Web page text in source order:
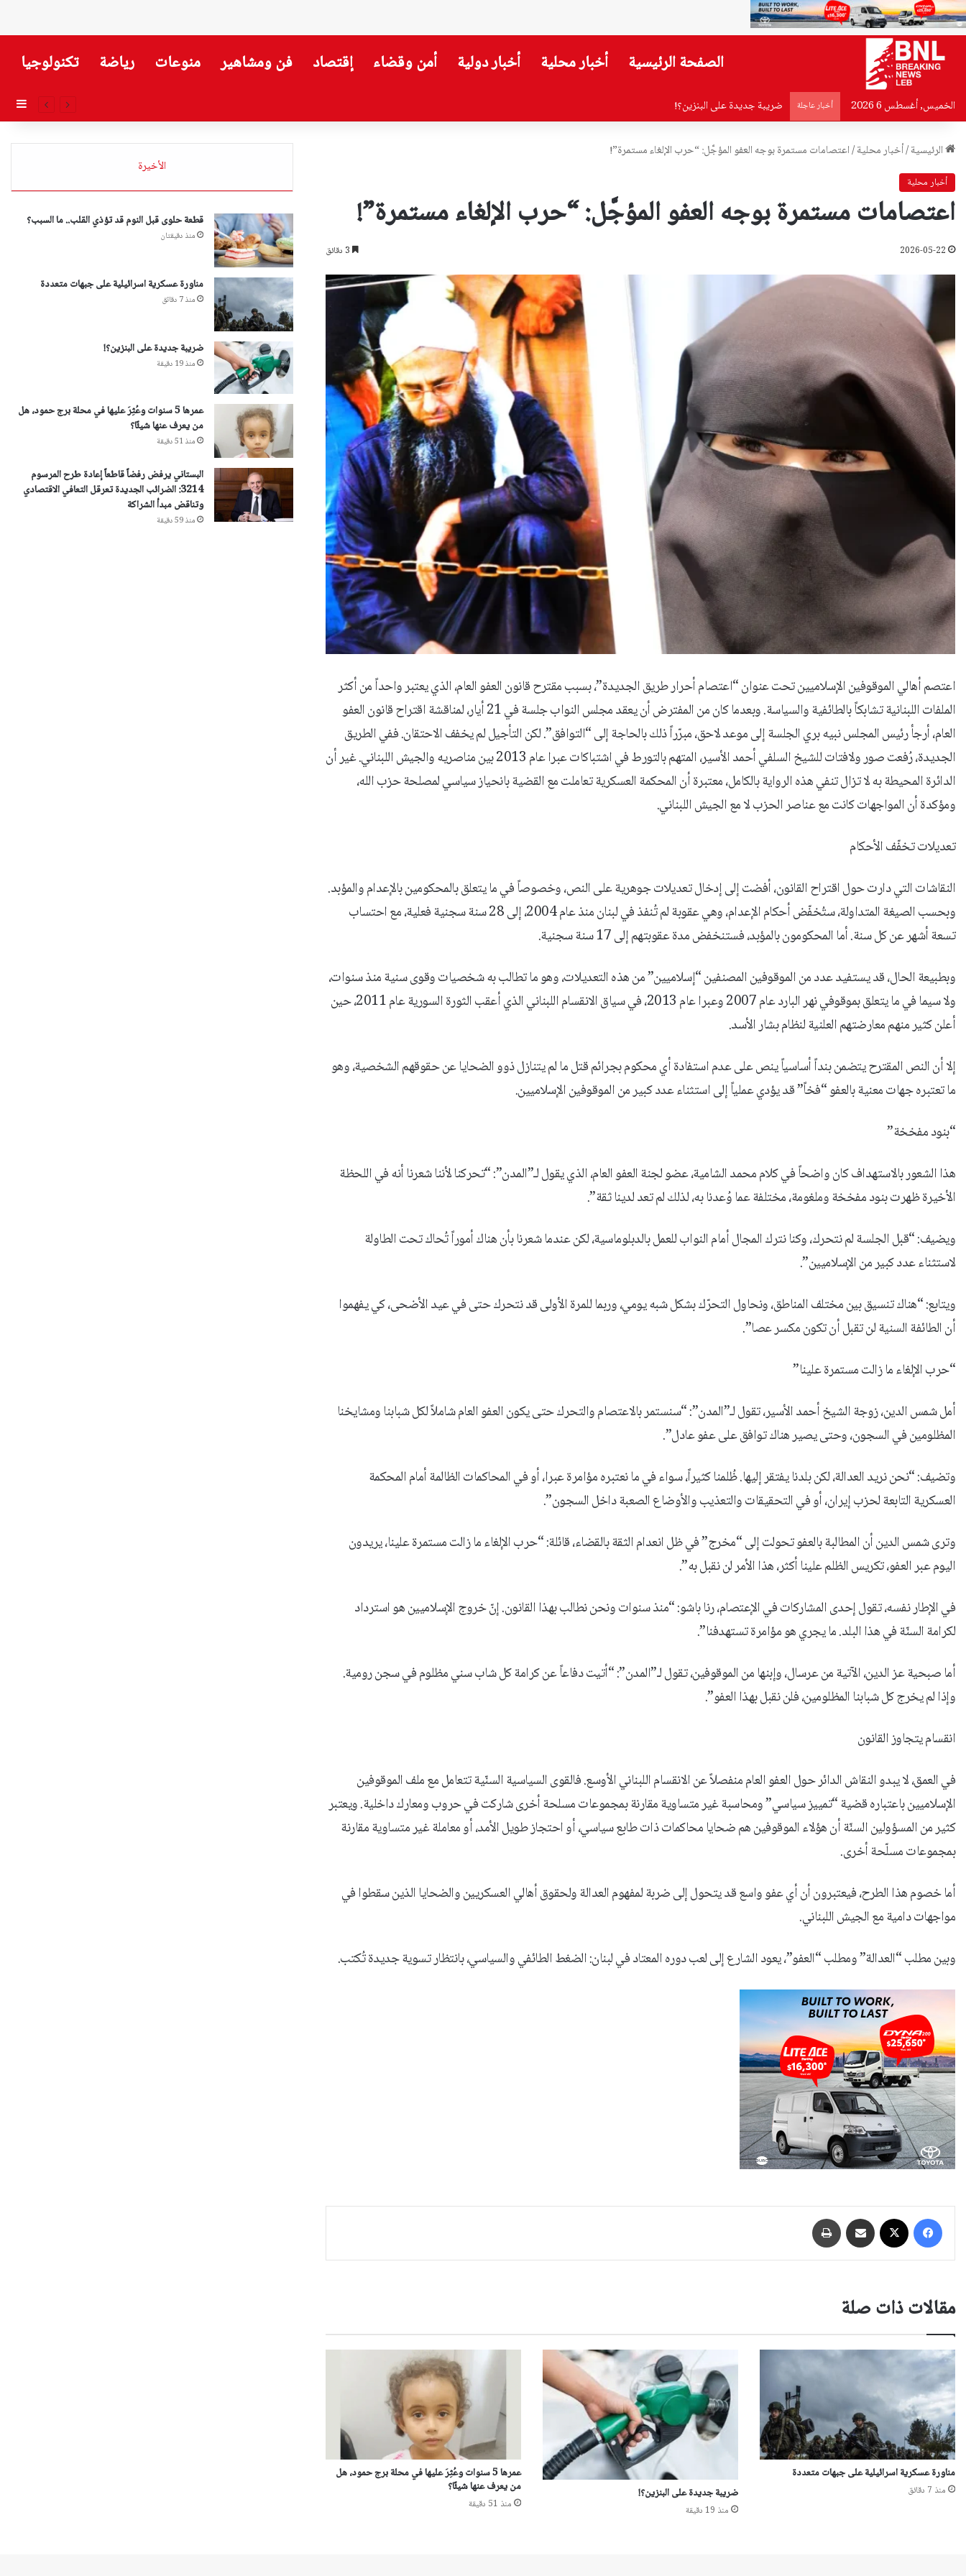
الصفحة الرئيسية أخبار محلية أخبار دولية أمن وقضاء إقتصاد فن ومشاهير منوعات رياضة تكنولوجيا
الخميس, أغسطس 6 2026 أخبار عاجلة ضريبة جديدة على البنزين؟!
الرئيسية/أخبار محلية/اعتصامات مستمرة بوجه العفو المؤجَّل: “حرب الإلغاء مستمرة”!
أخبار محلية
اعتصامات مستمرة بوجه العفو المؤجَّل: “حرب الإلغاء مستمرة”!
2026-05-22
اعتصم أهالي الموقوفين الإسلاميين تحت عنوان “اعتصام أحرار طريق الجديدة”، بسبب مقترح قانون العفو العام، الذي يعتبر واحداً من أكثر
الملفات اللبنانية تشابكاً بالطائفية والسياسة. وبعدما كان من المفترض أن يعقد مجلس النواب جلسة في 21 أيار، لمناقشة اقتراح قانون العفو
العام، أرجأ رئيس المجلس نبيه بري الجلسة إلى موعد لاحق، مبرّراً ذلك بالحاجة إلى “التوافق”. لكن التأجيل لم يخفف الاحتقان. ففي الطريق
الجديدة، رُفعت صور ولافتات للشيخ السلفي أحمد الأسير، المتهم بالتورط في اشتباكات عبرا عام 2013 بين مناصريه والجيش اللبناني. غير أن
الدائرة المحيطة به لا تزال تنفي هذه الرواية بالكامل، معتبرة أن المحكمة العسكرية تعاملت مع القضية بانحياز سياسي لمصلحة حزب الله،
ومؤكدة أن المواجهات كانت مع عناصر الحزب لا مع الجيش اللبناني.
تعديلات تخفّف الأحكام
النقاشات التي دارت حول اقتراح القانون، أفضت إلى إدخال تعديلات جوهرية على النص، وخصوصاً في ما يتعلق بالمحكومين بالإعدام والمؤبد.
وبحسب الصيغة المتداولة، ستُخفّض أحكام الإعدام، وهي عقوبة لم تُنفذ في لبنان منذ عام 2004، إلى 28 سنة سجنية فعلية، مع احتساب
تسعة أشهر عن كل سنة. أما المحكومون بالمؤبد، فستنخفض مدة عقوبتهم إلى 17 سنة سجنية.
وبطبيعة الحال، قد يستفيد عدد من الموقوفين المصنفين “إسلاميين” من هذه التعديلات، وهو ما تطالب به شخصيات وقوى سنية منذ سنوات،
ولا سيما في ما يتعلق بموقوفي نهر البارد عام 2007 وعبرا عام 2013، في سياق الانقسام اللبناني الذي أعقب الثورة السورية عام 2011، حين
أعلن كثير منهم معارضتهم العلنية لنظام بشار الأسد.
إلا أن النص المقترح يتضمن بنداً أساسياً ينص على عدم استفادة أي محكوم بجرائم قتل ما لم يتنازل ذوو الضحايا عن حقوقهم الشخصية، وهو
ما تعتبره جهات معنية بالعفو “فخاً” قد يؤدي عملياً إلى استثناء عدد كبير من الموقوفين الإسلاميين.
“بنود مفخخة”
هذا الشعور بالاستهداف كان واضحاً في كلام محمد الشامية، عضو لجنة العفو العام، الذي يقول لـ”المدن”: “تحركنا لأننا شعرنا أنه في اللحظة
الأخيرة ظهرت بنود مفخخة وملغومة، مختلفة عما وُعدنا به، لذلك لم تعد لدينا ثقة”.
ويضيف: “قبل الجلسة لم نتحرك، وكنا نترك المجال أمام النواب للعمل بالدبلوماسية، لكن عندما شعرنا بأن هناك أموراً تُحاك تحت الطاولة
لاستثناء عدد كبير من الإسلاميين”.
ويتابع: “هناك تنسيق بين مختلف المناطق، ونحاول التحرّك بشكل شبه يومي، وربما للمرة الأولى قد نتحرك حتى في عيد الأضحى، كي يفهموا
أن الطائفة السنية لن تقبل أن تكون مكسر عصا”.
“حرب الإلغاء ما زالت مستمرة علينا”
أمل شمس الدين، زوجة الشيخ أحمد الأسير، تقول لـ”المدن”: “سنستمر بالاعتصام والتحرك حتى يكون العفو العام شاملاً لكل شبابنا ومشايخنا
المظلومين في السجون، وحتى يصير هناك توافق على عفو عادل”.
وتضيف: “نحن نريد العدالة، لكن بلدنا يفتقر إليها. ظُلمنا كثيراً، سواء في ما نعتبره مؤامرة عبرا، أو في المحاكمات الظالمة أمام المحكمة
العسكرية التابعة لحزب إيران، أو في التحقيقات والتعذيب والأوضاع الصعبة داخل السجون”.
وترى شمس الدين أن المطالبة بالعفو تحولت إلى “مخرج” في ظل انعدام الثقة بالقضاء، قائلة: “حرب الإلغاء ما زالت مستمرة علينا، يريدون
اليوم عبر العفو، تكريس الظلم علينا أكثر، هذا الأمر لن نقبل به”.
في الإطار نفسه، تقول إحدى المشاركات في الإعتصام، رنا باشو: “منذ سنوات ونحن نطالب بهذا القانون. إنّ خروج الإسلاميين هو استرداد
لكرامة السنّة في هذا البلد. ما يجري هو مؤامرة تستهدفنا”.
أما صبحية عز الدين، الآتية من عرسال، وإبنها من الموقوفين، تقول لـ”المدن”: “أتيت دفاعاً عن كرامة كل شاب سني مظلوم في سجن رومية.
وإذا لم يخرج كل شبابنا المظلومين، فلن نقبل بهذا العفو”.
انقسام يتجاوز القانون
في العمق، لا يبدو النقاش الدائر حول العفو العام منفصلاً عن الانقسام اللبناني الأوسع. فالقوى السياسية السنّية تتعامل مع ملف الموقوفين
الإسلاميين باعتباره قضية “تمييز سياسي” ومحاسبة غير متساوية مقارنة بمجموعات مسلحة أخرى شاركت في حروب ومعارك داخلية. ويعتبر
كثير من المسؤولين السنّة أن هؤلاء الموقوفين هم ضحايا محاكمات ذات طابع سياسي، أو احتجاز طويل الأمد، أو معاملة غير متساوية مقارنة
بمجموعات مسلّحة أخرى.
أما خصوم هذا الطرح، فيعتبرون أن أي عفو واسع قد يتحول إلى ضربة لمفهوم العدالة ولحقوق أهالي العسكريين والضحايا الذين سقطوا في
مواجهات دامية مع الجيش اللبناني.
وبين مطلب “العدالة” ومطلب “العفو”، يعود الشارع إلى لعب دوره المعتاد في لبنان: الضغط الطائفي والسياسي، بانتظار تسوية جديدة تُكتب.
فيسبوك مشاركة عبر البريد
مقالات ذات صلة
مناورة عسكرية اسرائيلية على جبهات متعددة
منذ 7 دقائق ضريبة جديدة على البنزين؟!
منذ 19 دقيقة
عمرها 5 سنوات وعُثِرَ عليها في محلة برج حمود، هل
من يعرف عنها شيئًا؟
منذ 51 دقيقة
الأخيرة
قطعة حلوى قبل النوم قد تؤذي القلب.. ما السبب؟
منذ دقيقتان
مناورة عسكرية اسرائيلية على جبهات متعددة
منذ 7 دقائق
ضريبة جديدة على البنزين؟!
منذ 19 دقيقة
عمرها 5 سنوات وعُثِرَ عليها في محلة برج حمود، هل
من يعرف عنها شيئًا؟
منذ 51 دقيقة
البستاني يرفض رفضاً قاطعاً إعادة طرح المرسوم
3214: الضرائب الجديدة تعرقل التعافي الاقتصادي
وتناقض مبدأ الشراكة
منذ 59 دقيقة